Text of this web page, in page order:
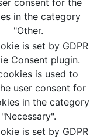
consent for the
in the category
"Other.
is set by GDPR
Consent plugin.
is used to
user consent for
in the category
"Necessary".
is set by GDPR